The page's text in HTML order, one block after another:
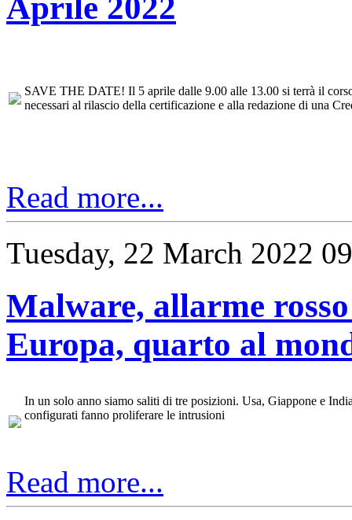
Aprile 2022
SAVE THE DATE! Il 5 aprile dalle 9.00 alle 13.00 si terrà il
necessari al rilascio della certificazione e alla redazione di una
Read more...
Tuesday, 22 March 2022
Malware, allarme
Europa, quarto al
In un solo anno siamo saliti di tre posizioni. Usa, Giappone e
configurati fanno proliferare le intrusioni
Read more...